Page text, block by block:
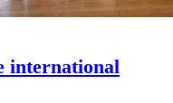
international